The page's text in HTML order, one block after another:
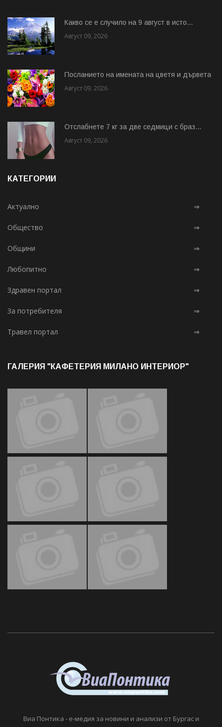
Какво се е случило на 9 август в исто...
Август 09, 2026
Посланието на имената на цветя и дървета
Август 09, 2026
Отслабнете 7 кг за две седмици с браз...
Август 09, 2026
КАТЕГОРИИ
Актуално ⇒
Общество ⇒
Общини ⇒
Любопитно ⇒
Здравен портал ⇒
За потребителя ⇒
Травел портал ⇒
ГАЛЕРИЯ "КАФЕТЕРИЯ МИЛАНО ИНТЕРИОР"
Виа Понтика - е-медия за новини и анализи от Бургас и